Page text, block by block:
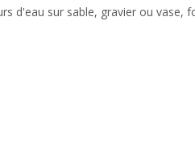
d'eau sur sable, gravier ou vase,